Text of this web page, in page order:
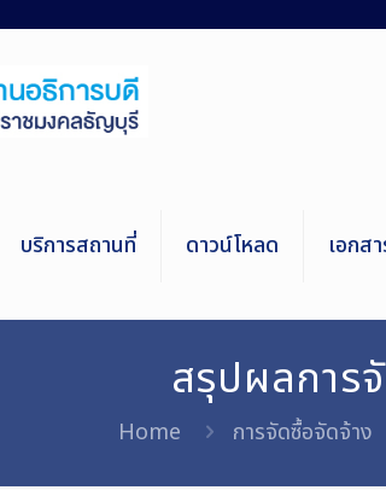
บริการสถานที่ ดาวน์โหลด เอกส
สรุปผลการ
Home การจัดซื้อจัดจ้าง